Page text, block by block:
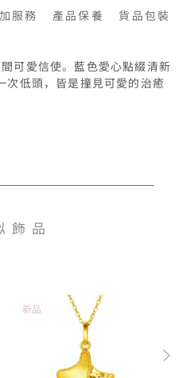
服務 產品保養 貨品包裝
可愛信使。藍色愛心點綴清新
次低頭，皆是撞見可愛的治癒
飾品
新品